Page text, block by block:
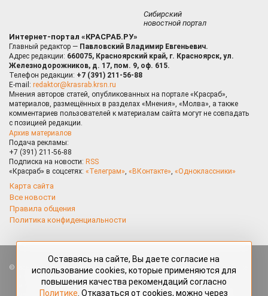
Сибирский
новостной портал
Интернет-портал «КРАСРАБ.РУ»
Главный редактор — Павловский Владимир Евгеньевич.
Адрес редакции: 660075, Красноярский край, г. Красноярск, ул.
Железнодорожников, д. 17, пом. 9, оф. 615.
Телефон редакции: +7 (391) 211-56-88
E-mail: redaktor@krasrab.krsn.ru
Мнения авторов статей, опубликованных на портале «Красраб»,
материалов, размещённых в разделах «Мнения», «Молва», а также
комментариев пользователей к материалам сайта могут не совпадать
с позицией редакции.
Архив материалов
Подача рекламы:
+7 (391) 211-56-88
Подписка на новости: RSS
«Красраб» в соцсетях: «Телеграм», «ВКонтакте», «Одноклассники»
Карта сайта
Все новости
Правила общения
Политика конфиденциальности
Все права защищены. Любые материалы, размещённые на портале
«Красраб.ру» сотрудниками редакции, нештатными авторами
и читателями, являются объектами авторского права. Полное или
Оставаясь на сайте, Вы даете согласие на
использование cookies, которые применяются для
повышения качества рекомендаций согласно
Политике . Отказаться от cookies, можно через